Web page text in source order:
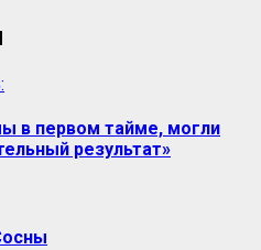
в первом тайме, могли
результат»